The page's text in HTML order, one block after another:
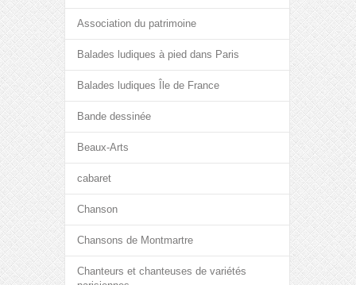
Association du patrimoine
Balades ludiques à pied dans Paris
Balades ludiques Île de France
Bande dessinée
Beaux-Arts
cabaret
Chanson
Chansons de Montmartre
Chanteurs et chanteuses de variétés